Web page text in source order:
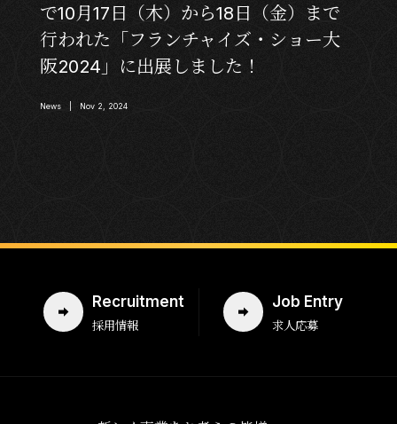
で10月17日（木）から18日（金）まで
行われた「フランチャイズ・ショー大
阪2024」に出展しました！
News | Nov 2, 2024
Recruitment
採用情報
Job Entry
求人応募